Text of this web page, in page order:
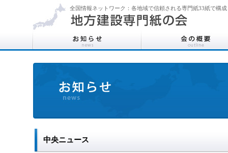
全国情報ネットワーク：各地域で信頼される専門紙33紙で構成
中央ニュース